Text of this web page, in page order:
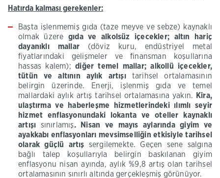
Hatırda kalması gerekenler:
Başta işlenmemiş gıda (taze meyve ve sebze) kaynaklı
olmak üzere gıda ve alkolsüz içecekler; altın
hariç
dayanıklı mallar (döviz kuru, endüstriyel metal
fiyatlarındaki gelişmeler ve finansman koşullarına
hassas kalem);diğer temel mallar;alkollü içecekler,
tütün ve altının aylık artışıtarihsel ortalamasının
belirgin üzerinde. Enerji, işlenmiş gıda ve temel
mallardaki aylık artış tarihsel ortalamasına yakın.
Kira,
ulaştırma ve haberleşme hizmetlerindeki ılımlı seyir
hizmet enflasyonundaki lokanta ve oteller kaynaklı
artışı sınırlamış. Nisan ve mayıs aylarında giyim ve
ayakkabı enflasyonları mevsimselliğin etkisiyle tarihsel
olarak güçlü artış sergilemekte. Geçen sene salgına
bağlı talep koşullarıyla belirgin baskılanan giyim
enflasyonu nisan ayında, aylık %9,8 artış olan tarihsel
ortalamasının sınırlı altında gerçekleşmiş görünüyor.